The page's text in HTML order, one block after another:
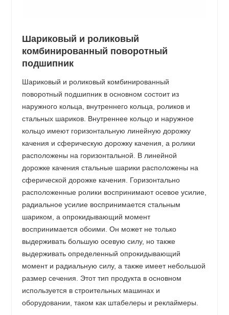
Шариковый и роликовый
комбинированный поворотный
подшипник
Шариковый и роликовый комбинированный
поворотный подшипник в основном состоит из
наружного кольца, внутреннего кольца, роликов и
стальных шариков. Внутреннее кольцо и наружное
кольцо имеют горизонтальную линейную дорожку
качения и сферическую дорожку качения, а ролики
расположены на горизонтальной. В линейной
дорожке качения стальные шарики расположены на
сферической дорожке качения. Горизонтально
расположенные ролики воспринимают осевое усилие,
радиальное усилие воспринимается стальным
шариком, а опрокидывающий момент
воспринимается обоими. Он может не только
выдерживать большую осевую силу, но также
выдерживать определенный опрокидывающий
момент и радиальную силу, а также имеет небольшой
размер сечения. Этот тип продукта в основном
используется в строительных машинах и
оборудовании, таком как штабелеры и реклаймеры.